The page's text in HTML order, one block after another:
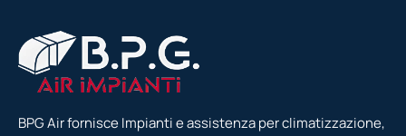
BPG Air fornisce Impianti e assistenza per climatizzazione,